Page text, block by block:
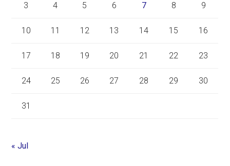
3 4 5 6 7 8 9
10 11 12 13 14 15 16
17 18 19 20 21 22 23
24 25 26 27 28 29 30
31
« Jul